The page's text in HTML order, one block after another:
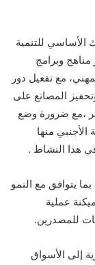
الأساسي للتنمية
وبرامج
مع تفعيل دور
المصانع على
،مع ضرورة وضع
الأجنبي منها
هذا النشاط .
يتوافق مع النمو
عملية
للمصدرين.
إلى الأسواق